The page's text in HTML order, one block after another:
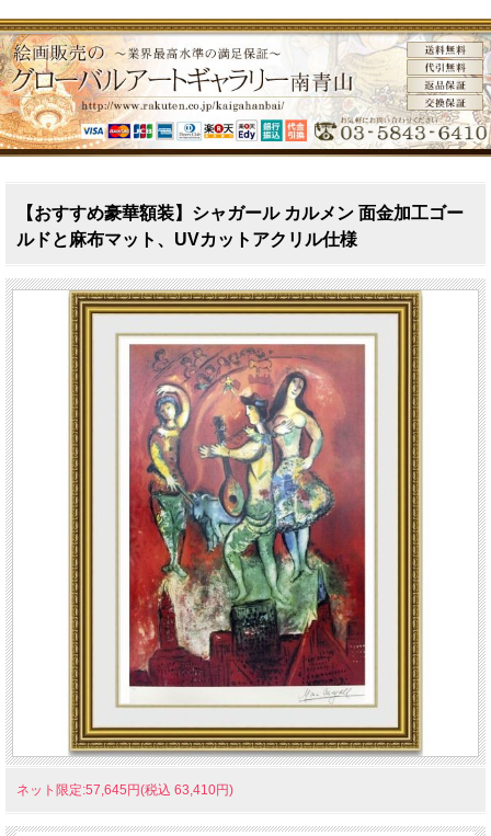
【おすすめ豪華額装】シャガール カルメン 面金加工ゴー
ルドと麻布マット、UVカットアクリル仕様
ネット限定:57,645円(税込 63,410円)